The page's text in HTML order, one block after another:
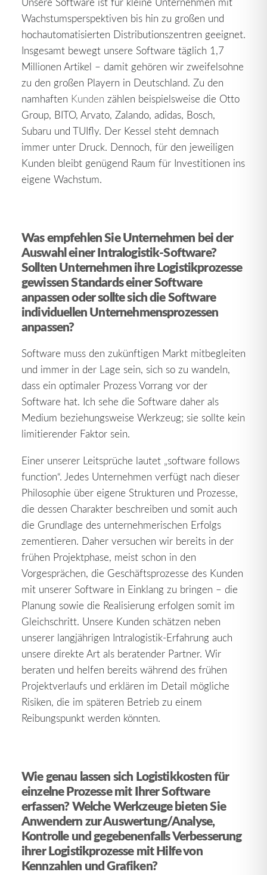
Wachstumsperspektiven bis hin zu großen und
hochautomatisierten Distributionszentren geeignet.
Insgesamt bewegt unsere Software täglich 1,7
Millionen Artikel – damit gehören wir zweifelsohne
zu den großen Playern in Deutschland. Zu den
namhaften Kunden zählen beispielsweise die Otto
Group, BITO, Arvato, Zalando, adidas, Bosch,
Subaru und TUIfly. Der Kessel steht demnach
immer unter Druck. Dennoch, für den jeweiligen
Kunden bleibt genügend Raum für Investitionen ins
eigene Wachstum.
Was empfehlen Sie Unternehmen bei der
Auswahl einer Intralogistik-Software?
Sollten Unternehmen ihre Logistikprozesse
gewissen Standards einer Software
anpassen oder sollte sich die Software
individuellen Unternehmensprozessen
anpassen?
Software muss den zukünftigen Markt mitbegleiten
und immer in der Lage sein, sich so zu wandeln,
dass ein optimaler Prozess Vorrang vor der
Software hat. Ich sehe die Software daher als
Medium beziehungsweise Werkzeug; sie sollte kein
limitierender Faktor sein.
Einer unserer Leitsprüche lautet „software follows
function“. Jedes Unternehmen verfügt nach dieser
Philosophie über eigene Strukturen und Prozesse,
die dessen Charakter beschreiben und somit auch
die Grundlage des unternehmerischen Erfolgs
zementieren. Daher versuchen wir bereits in der
frühen Projektphase, meist schon in den
Vorgesprächen, die Geschäftsprozesse des Kunden
mit unserer Software in Einklang zu bringen – die
Planung sowie die Realisierung erfolgen somit im
Gleichschritt. Unsere Kunden schätzen neben
unserer langjährigen Intralogistik-Erfahrung auch
unsere direkte Art als beratender Partner. Wir
beraten und helfen bereits während des frühen
Projektverlaufs und erklären im Detail mögliche
Risiken, die im späteren Betrieb zu einem
Reibungspunkt werden könnten.
Wie genau lassen sich Logistikkosten für
einzelne Prozesse mit Ihrer Software
erfassen? Welche Werkzeuge bieten Sie
Anwendern zur Auswertung/Analyse,
Kontrolle und gegebenenfalls Verbesserung
ihrer Logistikprozesse mit Hilfe von
Kennzahlen und Grafiken?